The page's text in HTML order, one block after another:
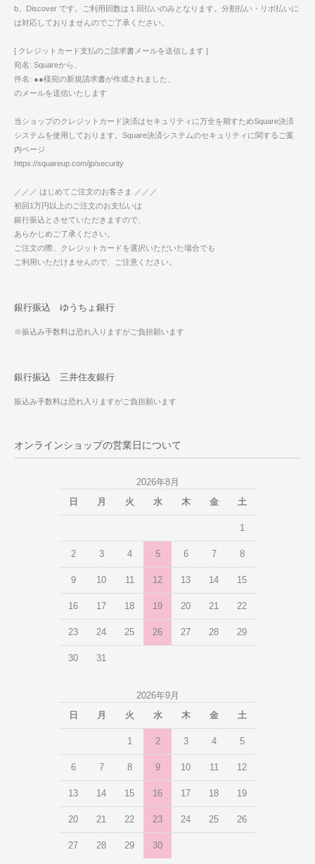
b、Discover です。ご利用回数は１回払いのみとなります。分割払い・リボ払いに
は対応しておりませんのでご了承ください。
[ クレジットカード支払のご請求書メールを送信します ]
宛名: Squareから、
件名: ●●様宛の新規請求書が作成されました、
のメールを送信いたします
当ショップのクレジットカード決済はセキュリティに万全を期すためSquare決済
システムを使用しております。Square決済システムのセキュリティに関するご案
内ページ
https://squareup.com/jp/security
／／／ はじめてご注文のお客さま ／／／
初回1万円以上のご注文のお支払いは
銀行振込とさせていただきますので、
あらかじめご了承ください。
ご注文の際、クレジットカードを選択いただいた場合でも
ご利用いただけませんので、ご注意ください。
銀行振込 ゆうちょ銀行
※振込み手数料は恐れ入りますがご負担願います
銀行振込 三井住友銀行
振込み手数料は恐れ入りますがご負担願います
オンラインショップの営業日について
2026年8月
日
月 火 水 木 金 土
1
2 3 4 5 6 7 8
9 10 11 12 13 14 15
16 17 18 19 20 21 22
23 24 25 26 27 28 29
30 31
2026年9月
日
月 火 水 木 金 土
1 2 3 4 5
6 7 8 9 10 11 12
13 14 15 16 17 18 19
20 21 22 23 24 25 26
27 28 29 30